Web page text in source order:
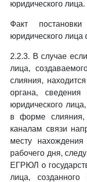
юридического лица.
Факт
юридического лица
2.2.3. В случае
лица,
слияния,
органа, сведения
юридического
в форме
каналам связи
месту
рабочего дня,
ЕГРЮЛ о
лица,